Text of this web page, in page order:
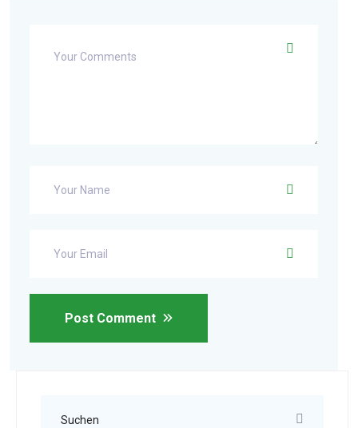
Post Comment